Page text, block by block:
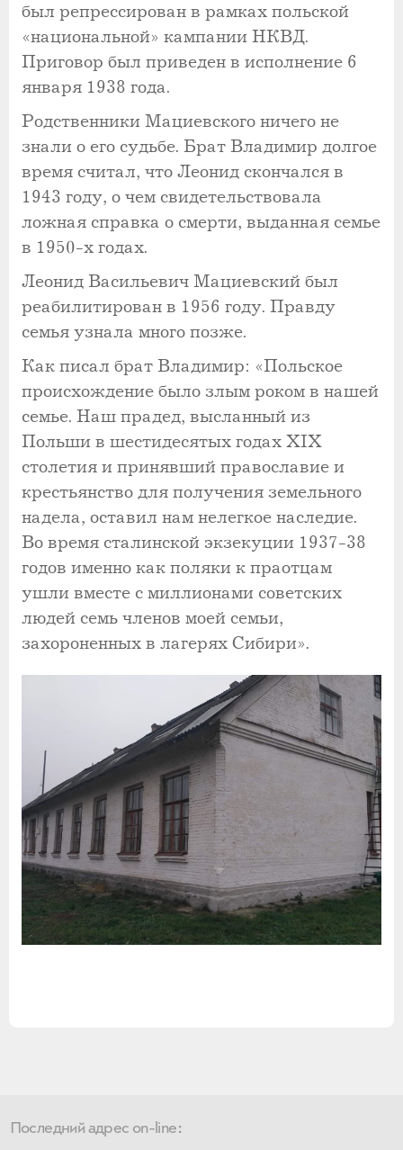
был репрессирован в рамках польской
«национальной» кампании НКВД.
Приговор был приведен в исполнение 6
января 1938 года.
Родственники Мациевского ничего не
знали о его судьбе. Брат Владимир долгое
время считал, что Леонид скончался в
1943 году, о чем свидетельствовала
ложная справка о смерти, выданная семье
в 1950-х годах.
Леонид Васильевич Мациевский был
реабилитирован в 1956 году. Правду
семья узнала много позже.
Как писал брат Владимир: «Польское
происхождение было злым роком в нашей
семье. Наш прадед, высланный из
Польши в шестидесятых годах ХIХ
столетия и принявший православие и
крестьянство для получения земельного
надела, оставил нам нелегкое наследие.
Во время сталинской экзекуции 1937-38
годов именно как поляки к праотцам
ушли вместе с миллионами советских
людей семь членов моей семьи,
захороненных в лагерях Сибири».
Последний адрес on-line: